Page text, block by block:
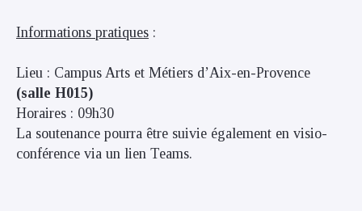
Informations pratiques :
Lieu : Campus Arts et Métiers d’Aix-en-Provence
(salle H015)
Horaires : 09h30
La soutenance pourra être suivie également en visio-
conférence via un lien Teams.